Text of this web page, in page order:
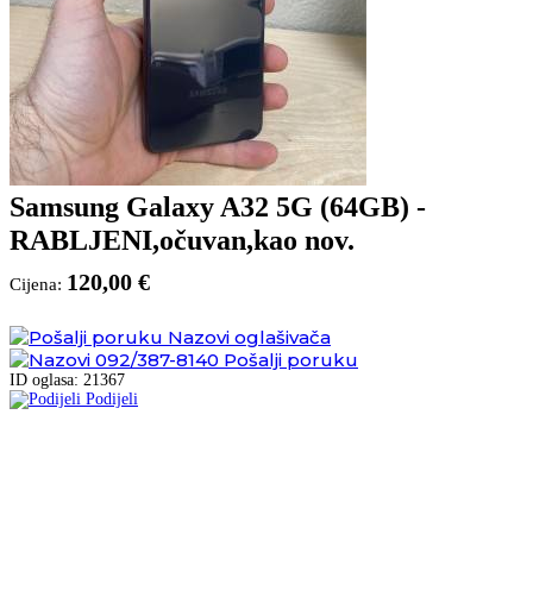
Samsung Galaxy A32 5G (64GB) -
RABLJENI,očuvan,kao nov.
Cijena: 120,00 €
Nazovi oglašivača
092/387-8140 Pošalji poruku
ID oglasa: 21367
Podijeli